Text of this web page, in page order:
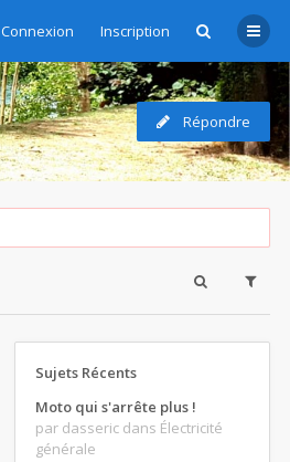
Connexion Inscription
Répondre
Sujets Récents
Moto qui s'arrête plus !
par dasseric dans Électricité
générale